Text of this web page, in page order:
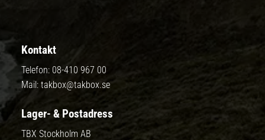
Kontakt
Telefon: 08-410 967 00
Mail: takbox@takbox.se
Lager- & Postadress
TBX Stockholm AB